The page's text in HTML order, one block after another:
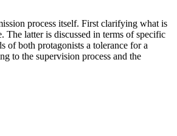
process itself. First clarifying what is
The latter is discussed in terms of specific
of both protagonists a tolerance for a
to the supervision process and the